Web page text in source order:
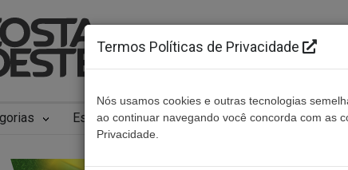
Especiais Cidades Ouça ao vivo
Termos Políticas de Privacidade
Nós usamos cookies e outras tecnologias
ao continuar navegando você concorda com as
Privacidade.